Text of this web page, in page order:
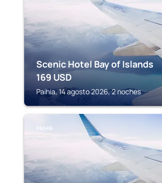
Scenic Hotel Bay of Islands
169 USD
Paihia, 14 agosto 2026, 2 noches
PAIHIA